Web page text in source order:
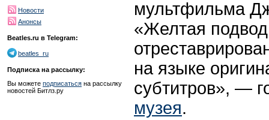
Новости
Анонсы
Beatles.ru в Telegram:
beatles_ru
Подписка на рассылку:
Вы можете подписаться на рассылку
новостей Битлз.ру
мультфильма
«Желтая
на языке
субтитров», —
музея.